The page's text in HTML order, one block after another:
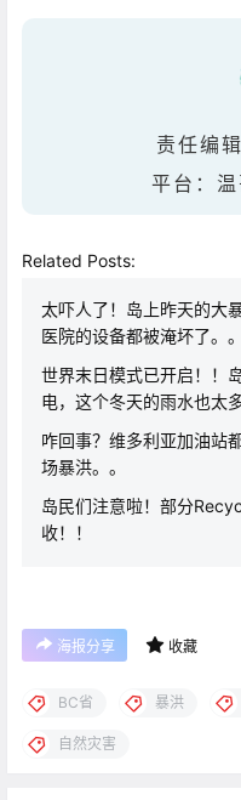
责任编
平台：
Related Posts:
太吓人了！岛上昨天的大
医院的设备都被淹坏了。。
世界末日模式已开启！！
电，这个冬天的雨水也太多
咋回事？维多利亚加油站
场暴洪。。
岛民们注意啦！部分
收！！
海报分享 收藏
BC省 暴洪
自然灾害